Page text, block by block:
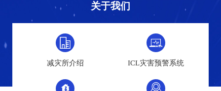
关于我们
减灾所介绍 ICL灾害预警系统